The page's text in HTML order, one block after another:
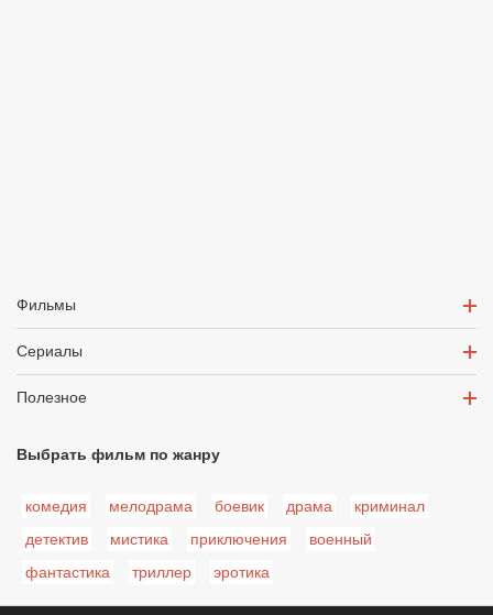
Фильмы
Сериалы
Полезное
Выбрать фильм по жанру
комедия мелодрама боевик драма
криминал
детектив
мистика приключения
военный
фантастика
триллер эротика